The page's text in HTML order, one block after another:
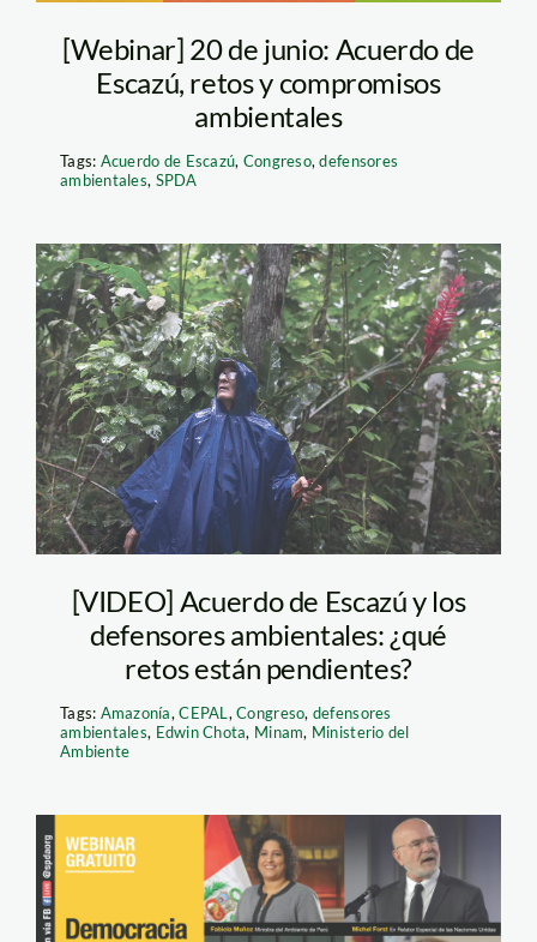
[Webinar] 20 de junio: Acuerdo de
Escazú, retos y compromisos
ambientales
Tags: Acuerdo de Escazú, Congreso,defensores
ambientales, SPDA
Victor-Zambrano-
Defensores-SPDA
[VIDEO] Acuerdo de Escazú y los
defensores ambientales: ¿qué
retos están pendientes?
Tags: Amazonía,CEPAL,Congreso, defensores
ambientales, Edwin Chota, Minam, Ministerio del
Ambiente
Webinar_Democracia